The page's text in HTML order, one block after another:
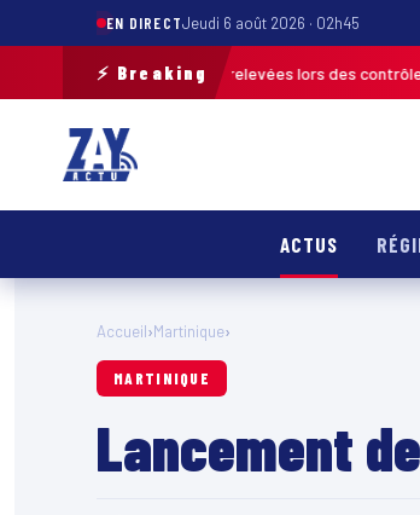
EN DIRECTJeudi 6 août 2026 · 02h45
⚡ Breaking
de 120 infractions relevées lors des contrôles des
ACTUS
Accueil›Martinique›
MARTINIQUE
Lancement